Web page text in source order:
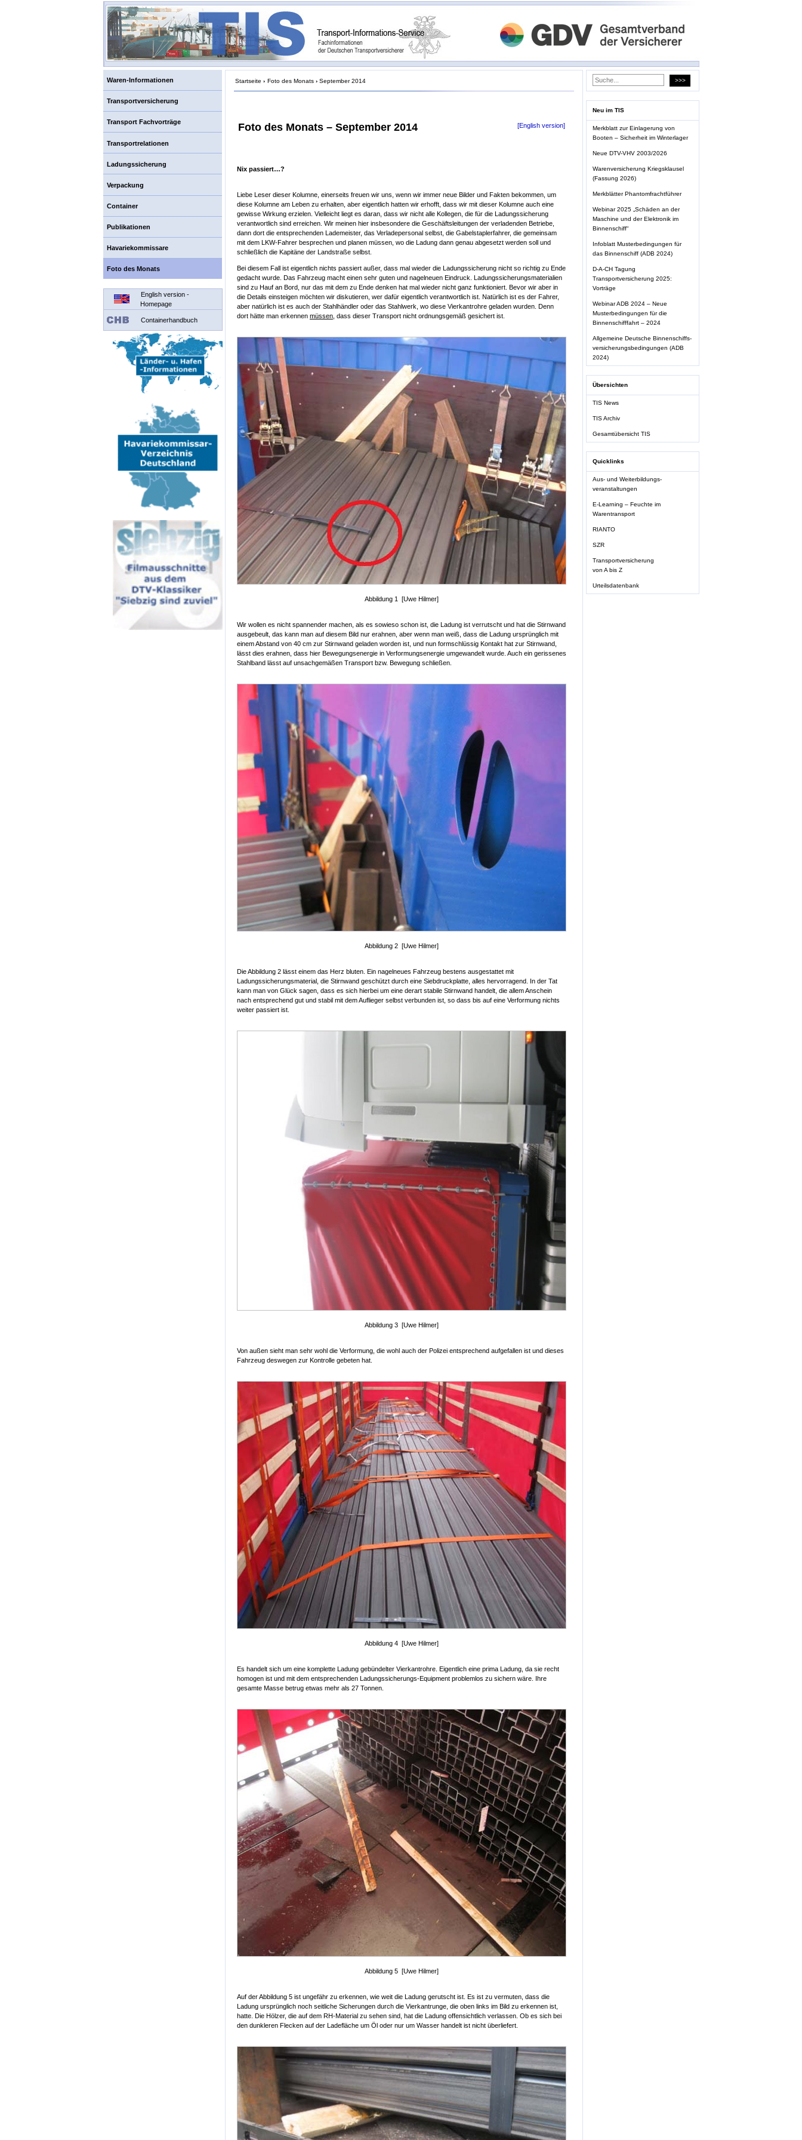
Waren-Informationen
Transportversicherung
Transport Fachvorträge
Transportrelationen
Ladungssicherung
Verpackung
Container
Publikationen
Havariekommissare
Foto des Monats
English version -
Homepage
Containerhandbuch
Startseite › Foto des Monats › September 2014
Foto des Monats – September 2014 [English version]
Nix passiert…?
Liebe Leser dieser Kolumne, einerseits freuen wir uns, wenn wir immer neue Bilder und Fakten bekommen, um
diese Kolumne am Leben zu erhalten, aber eigentlich hatten wir erhofft, dass wir mit dieser Kolumne auch eine
gewisse Wirkung erzielen. Vielleicht liegt es daran, dass wir nicht alle Kollegen, die für die Ladungssicherung
verantwortlich sind erreichen. Wir meinen hier insbesondere die Geschäftsleitungen der verladenden Betriebe,
dann dort die entsprechenden Lademeister, das Verladepersonal selbst, die Gabelstaplerfahrer, die gemeinsam
mit dem LKW-Fahrer besprechen und planen müssen, wo die Ladung dann genau abgesetzt werden soll und
schließlich die Kapitäne der Landstraße selbst.
Bei diesem Fall ist eigentlich nichts passiert außer, dass mal wieder die Ladungssicherung nicht so richtig zu Ende
gedacht wurde. Das Fahrzeug macht einen sehr guten und nagelneuen Eindruck. Ladungssicherungsmaterialien
sind zu Hauf an Bord, nur das mit dem zu Ende denken hat mal wieder nicht ganz funktioniert. Bevor wir aber in
die Details einsteigen möchten wir diskutieren, wer dafür eigentlich verantwortlich ist. Natürlich ist es der Fahrer,
aber natürlich ist es auch der Stahlhändler oder das Stahlwerk, wo diese Vierkantrohre geladen wurden. Denn
dort hätte man erkennen müssen , dass dieser Transport nicht ordnungsgemäß gesichert ist.
Abbildung 1 [Uwe Hilmer]
Wir wollen es nicht spannender machen, als es sowieso schon ist, die Ladung ist verrutscht und hat die Stirnwand
ausgebeult, das kann man auf diesem Bild nur erahnen, aber wenn man weiß, dass die Ladung ursprünglich mit
einem Abstand von 40 cm zur Stirnwand geladen worden ist, und nun formschlüssig Kontakt hat zur Stirnwand,
lässt dies erahnen, dass hier Bewegungsenergie in Verformungsenergie umgewandelt wurde. Auch ein gerissenes
Stahlband lässt auf unsachgemäßen Transport bzw. Bewegung schließen.
Abbildung 2 [Uwe Hilmer]
Die Abbildung 2 lässt einem das Herz bluten. Ein nagelneues Fahrzeug bestens ausgestattet mit
Ladungssicherungsmaterial, die Stirnwand geschützt durch eine Siebdruckplatte, alles hervorragend. In der Tat
kann man von Glück sagen, dass es sich hierbei um eine derart stabile Stirnwand handelt, die allem Anschein
nach entsprechend gut und stabil mit dem Auflieger selbst verbunden ist, so dass bis auf eine Verformung nichts
weiter passiert ist.
Abbildung 3 [Uwe Hilmer]
Von außen sieht man sehr wohl die Verformung, die wohl auch der Polizei entsprechend aufgefallen ist und dieses
Fahrzeug deswegen zur Kontrolle gebeten hat.
Abbildung 4 [Uwe Hilmer]
Es handelt sich um eine komplette Ladung gebündelter Vierkantrohre. Eigentlich eine prima Ladung, da sie recht
homogen ist und mit dem entsprechenden Ladungssicherungs-Equipment problemlos zu sichern wäre. Ihre
gesamte Masse betrug etwas mehr als 27 Tonnen.
Abbildung 5 [Uwe Hilmer]
Auf der Abbildung 5 ist ungefähr zu erkennen, wie weit die Ladung gerutscht ist. Es ist zu vermuten, dass die
Ladung ursprünglich noch seitliche Sicherungen durch die Vierkantrunge, die oben links im Bild zu erkennen ist,
hatte. Die Hölzer, die auf dem RH-Material zu sehen sind, hat die Ladung offensichtlich verlassen. Ob es sich bei
den dunkleren Flecken auf der Ladefläche um Öl oder nur um Wasser handelt ist nicht überliefert.
Neu im TIS
Merkblatt zur Einlagerung von
Booten – Sicherheit im Winterlager
Neue DTV-VHV 2003/2026
Warenversicherung Kriegsklausel
(Fassung 2026)
Merkblätter Phantomfrachtführer
Webinar 2025 „Schäden an der
Maschine und der Elektronik im
Binnenschiff“
Infoblatt Musterbedingungen für
das Binnenschiff (ADB 2024)
D-A-CH Tagung
Transportversicherung 2025:
Vorträge
Webinar ADB 2024 – Neue
Musterbedingungen für die
Binnenschifffahrt – 2024
Allgemeine Deutsche Binnenschiffs-
versicherungsbedingungen (ADB
2024)
Übersichten
TIS News
TIS Archiv
Gesamtübersicht TIS
Quicklinks
Aus- und Weiterbildungs-
veranstaltungen
E-Learning – Feuchte im
Warentransport
RIANTO
SZR
Transportversicherung
von A bis Z
Urteilsdatenbank